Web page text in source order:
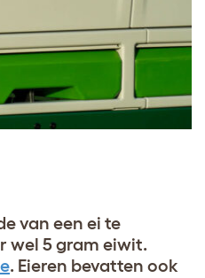
van een ei te
wel 5 gram eiwit.
. Eieren bevatten ook